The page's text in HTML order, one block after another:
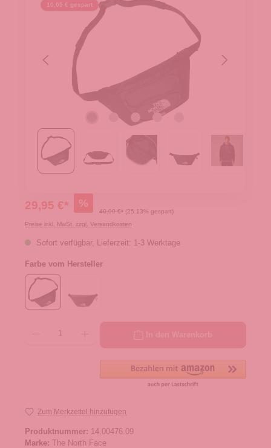
10,05 € gespart
29,95 €* %
40,00 €* (25.13% gespart)
Preise inkl. MwSt. zzgl. Versandkosten
Sofort verfügbar, Lieferzeit: 1-3 Werktage
Farbe vom Hersteller
Zum Merkzettel hinzufügen
Produktnummer: 14.00476.09
Marke: The North Face